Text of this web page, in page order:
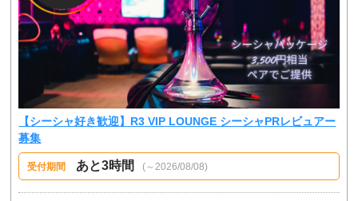
【シーシャ好き歓迎】R3 VIP LOUNGE シーシャPRレビュアー
募集
受付期間 あと3時間 (～2026/08/08)